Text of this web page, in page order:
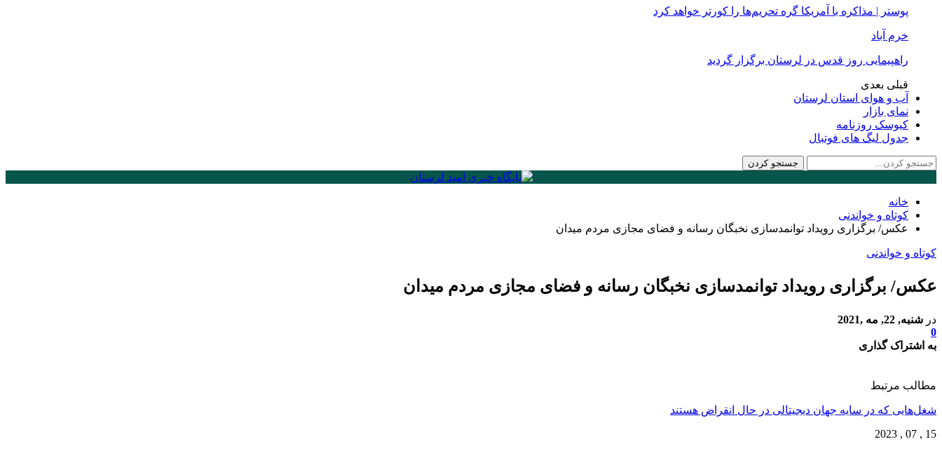
پوستر | مذاکره با آمریکا گره تحریم‌ها را کورتر خواهد کرد
خرم آباد
راهپیمایی روز قدس در لرستان برگزار گردید
قبلی بعدی
آب و هوای استان لرستان
نمای بازار
کیوسک روزنامه
جدول لیگ های فوتبال
خانه
کوتاه و خواندنی
عکس/ برگزاری رویداد توانمدسازی نخبگان رسانه و فضای مجازی مردم میدان
کوتاه و خواندنی
عکس/ برگزاری رویداد توانمدسازی نخبگان رسانه و فضای مجازی مردم میدان
در شنبه, 22, مه ,2021
0
به اشتراک گذاری
مطالب مرتبط
شغل‌‌هایی که در سایه جهان دیجیتالی در حال انقراض هستند
15 , 07 , 2023